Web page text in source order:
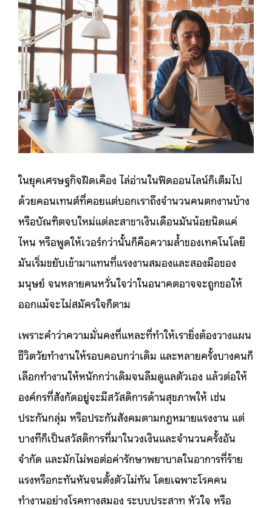
ในยุคเศรษฐกิจฝืดเคือง ไล่อ่านในฟีดออนไลน์ก็เต็มไป
ด้วยคอนเทนต์ที่คอยแต่บอกเราถึงจำนวนคนตกงานบ้าง
หรือบัณฑิตจบใหม่แต่ละสาขาเงินเดือนมันน้อยนิดแค่
ไหน หรือพูดให้เวอร์กว่านั้นก็คือความล้ำของเทคโนโลยี
มันเริ่มขยับเข้ามาแทนที่แรงงานสมองและสองมือของ
มนุษย์ จนหลายคนหวั่นใจว่าในอนาคตอาจจะถูกขอให้
ออกแม้จะไม่สมัครใจก็ตาม
เพราะคำว่าความมั่นคงที่แหละที่ทำให้เรายิ่งต้องวางแผน
ชีวิตวัยทำงานให้รอบคอบกว่าเดิม และหลายครั้งบางคนก็
เลือกทำงานให้หนักกว่าเดิมจนลืมดูแลตัวเอง แล้วต่อให้
องค์กรที่สังกัดอยู่จะมีสวัสดิการด้านสุขภาพให้ เช่น
ประกันกลุ่ม หรือประกันสังคมตามกฎหมายแรงงาน แต่
บางทีก็เป็นสวัสดิการที่มาในวงเงินและจำนวนครั้งอัน
จำกัด และมักไม่พอต่อค่ารักษาพยาบาลในอาการที่ร้าย
แรงหรือกะทันหันจนตั้งตัวไม่ทัน โดยเฉพาะโรคคน
ทำงานอย่างโรคทางสมอง ระบบประสาท หัวใจ หรือ